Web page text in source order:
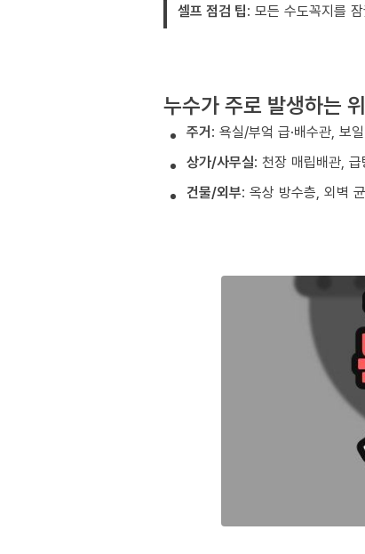
셀프 점검 팁: 모든 수도꼭지를
누수가 주로 발생하는
주거: 욕실/부엌 급·배수관, 보
상가/사무실: 천장 매립배관,
건물/외부: 옥상 방수층, 외벽